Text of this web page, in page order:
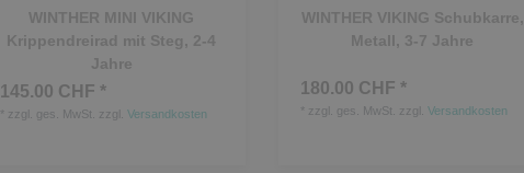
WINTHER MINI VIKING
Krippendreirad mit Steg, 2-4
Jahre
145.00 CHF *
zzgl. ges. MwSt. zzgl. Versandkosten
WINTHER VIKING Schubkarre,
Metall, 3-7 Jahre
180.00 CHF *
zzgl. ges. MwSt. zzgl. Versandkosten